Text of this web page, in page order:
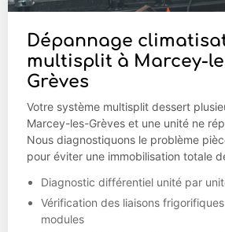
Dépannage
multisplit à Marcey-
Grèves
Votre système multisplit dessert
Marcey-les-Grèves et une unité ne
Nous diagnostiquons le problème
pour éviter une immobilisation totale
Diagnostic différentiel unité par
Vérification des liaisons
modules